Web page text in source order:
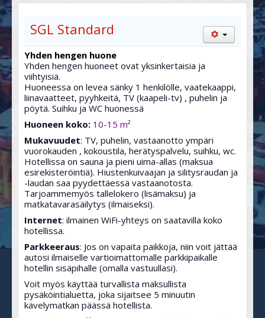
SGL Standard
Yhden hengen huone
Yhden hengen huoneet ovat yksinkertaisia ja
viihtyisiä.
Huoneessa on levea sänky 1 henkilölle, vaatekaappi,
liinavaatteet, pyyhkeitä, TV (kaapeli-tv) , puhelin ja
pöytä. Suihku ja WC huonessä
Huoneen koko: 10-15 m²
Mukavuudet: TV, puhelin, vastaanotto ympäri
vuorokauden , kokoustila, herätyspalvelu, suihku, wc.
Hotellissa on sauna ja pieni uima-allas (maksua
esirekisteröintiä). Hiustenkuivaajan ja silitysraudan ja
-laudan saa pyydettäessä vastaanotosta.
Tarjoammemyös tallelokero (lisämaksu) ja
matkatavarasäilytys (ilmaiseksi).
Internet: ilmainen WiFi-yhteys on saatavilla koko
hotellissa.
Parkkeeraus: Jos on vapaita paikkoja, niin voit jättää
autosi ilmaiselle vartioimattomalle parkkipaikalle
hotellin sisäpihalle (omalla vastuullasi).
Voit myös käyttää turvallista maksullista
pysäköintialuetta, joka sijaitsee 5 minuutin
kävelymatkan päässä hotellista.